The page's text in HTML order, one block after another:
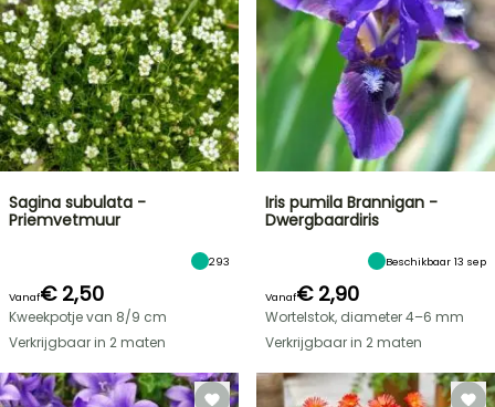
Sagina subulata -
Priemvetmuur
293
Vanaf€ 2,50
Kweekpotje van 8/9 cm
Verkrijgbaar in 2 maten
Iris pumila Brannigan -
Dwergbaardiris
Beschikbaar 13 sep
Vanaf€ 2,90
Wortelstok, diameter 4–6 mm
Verkrijgbaar in 2 maten